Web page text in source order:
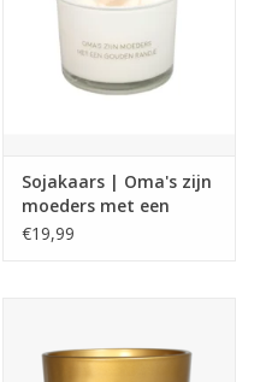
Sojakaars | Oma's zijn
moeders met een
gouden randje | fresh
€19,99